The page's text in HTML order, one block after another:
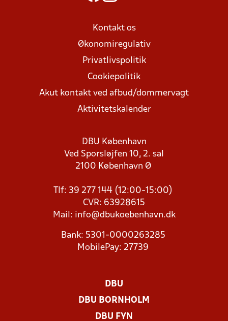
Kontakt os
Økonomiregulativ
Privatlivspolitik
Cookiepolitik
Akut kontakt ved afbud/dommervagt
Aktivitetskalender
DBU København
Ved Sporsløjfen 10, 2. sal
2100 København Ø
Tlf: 39 277 144 (12:00-15:00)
CVR: 63928615
Mail: info@dbukoebenhavn.dk
Bank: 5301-0000263285
MobilePay: 27739
DBU
DBU BORNHOLM
DBU FYN